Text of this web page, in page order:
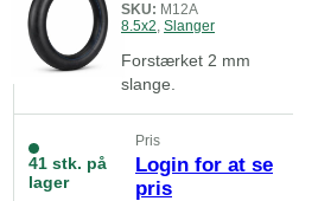
SKU: M12A
8.5x2, Slanger
Forstærket 2 mm
slange.
41 stk. på
lager
Pris
Login for at se
pris